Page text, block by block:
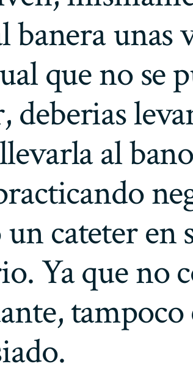
banera unas
que no se
deberias
al
cateter en
Ya que no
tampoco